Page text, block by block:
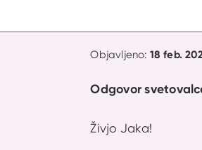
Objavljeno: 18 feb.
Odgovor
Živjo Jaka!